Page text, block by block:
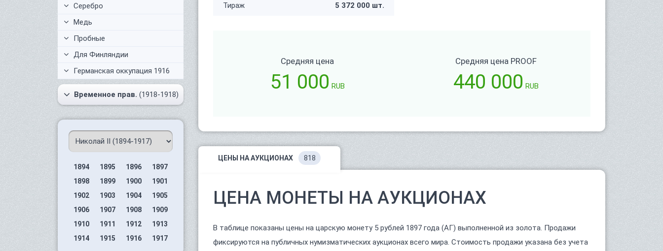
Серебро
Медь
Пробные
Для Финляндии
Германская оккупация 1916
Временное прав. (1918-1918)
1894 1895 1896
1897
1898
1899 1900
1901
1902
1903 1904
1905
1906
1907 1908
1909
1910
1911 1912
1913
1914
1915 1916 1917
Тираж 5 372 000 шт.
Средняя цена
51 000 RUB
Средняя цена PROOF
440 000 RUB
ЦЕНЫ НА АУКЦИОНАХ 818
ЦЕНА МОНЕТЫ НА АУКЦИОНАХ
В таблице показаны цены на царскую монету 5 рублей 1897 года (АГ) выполненной из золота. Продажи
фиксируются на публичных нумизматических аукционах всего мира. Стоимость продажи указана без учета